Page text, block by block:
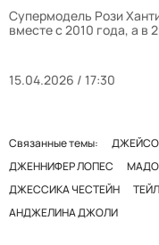
Супермодель Рози
вместе с 2010 года, а в
15.04.2026 / 17:30
Связанные темы:
ДЖЕННИФЕР ЛОПЕС
ДЖЕССИКА ЧЕСТЕЙН
АНДЖЕЛИНА ДЖОЛИ